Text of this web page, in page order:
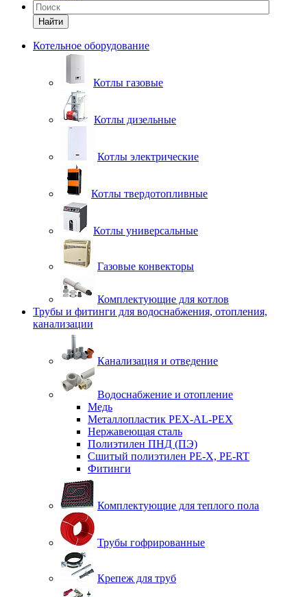
Найти
Котельное оборудование
Котлы газовые
Котлы дизельные
Котлы электрические
Котлы твердотопливные
Котлы универсальные
Газовые конвекторы
Комплектующие для котлов
Трубы и фитинги для водоснабжения, отопления,
канализации
Канализация и отведение
Водоснабжение и отопление
Медь
Металлопластик PEX-AL-PEX
Нержавеющая сталь
Полиэтилен ПНД (ПЭ)
Сшитый полиэтилен PE-X, PE-RT
Фитинги
Комплектующие для теплого пола
Трубы гофрированные
Крепеж для труб